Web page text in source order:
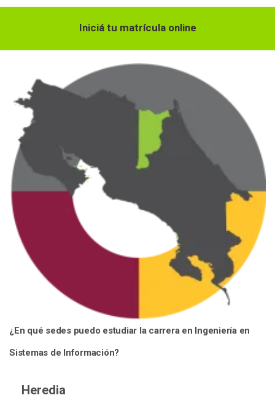
Iniciá tu matrícula online
¿En qué sedes puedo estudiar la carrera en Ingeniería en
Sistemas de Información?
Heredia